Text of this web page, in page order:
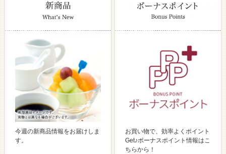
今週の新商品情報をお届けしま
す。
お買い物で、効率よくポイント
Get♪ボーナスポイント情報はこ
ちらから！